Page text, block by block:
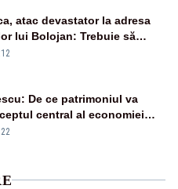
atac devastator la adresa
lui Bolojan: Trebuie să
dar nu șținem omaneii
De ce patrimoniul va
central al economiei